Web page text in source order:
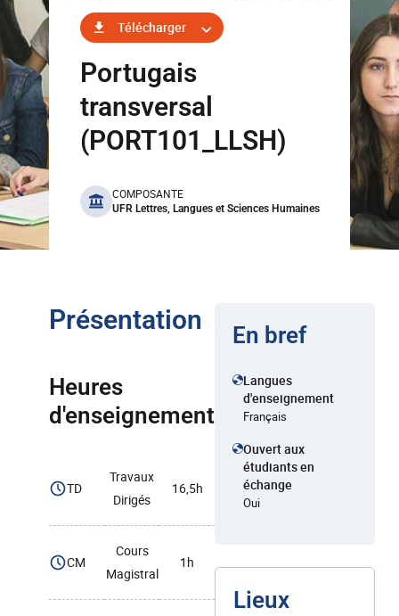
Télécharger
Portugais
transversal
(PORT101_LLSH)
benefits
COMPOSANTE
UFR Lettres, Langues et Sciences Humaines
Présentation
Heures
d'enseignement
TD
Travaux
Dirigés
16,5h
CM
Cours
Magistral
1h
En bref
Langues
d'enseignement
Français
Ouvert aux
étudiants en
échange
Oui
Lieux